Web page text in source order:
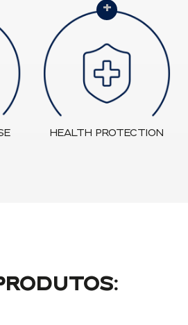
+
HEALTH PROTECTION